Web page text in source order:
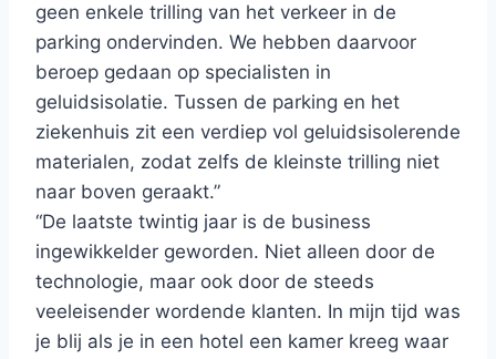
geen enkele trilling van het verkeer in de
parking ondervinden. We hebben daarvoor
beroep gedaan op specialisten in
geluidsisolatie. Tussen de parking en het
ziekenhuis zit een verdiep vol geluidsisolerende
materialen, zodat zelfs de kleinste trilling niet
naar boven geraakt.”
“De laatste twintig jaar is de business
ingewikkelder geworden. Niet alleen door de
technologie, maar ook door de steeds
veeleisender wordende klanten. In mijn tijd was
je blij als je in een hotel een kamer kreeg waar